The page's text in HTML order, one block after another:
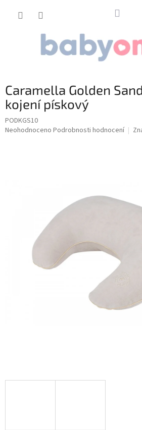
Caramella Golden
kojení pískový
PODKGS10
Průměrné
Neohodnoceno Podrobnosti hodnocení